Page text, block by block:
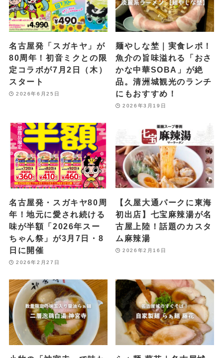
名古屋発「スガキヤ」が
80周年！初音ミクとの限
定コラボが7月2日（木）
スタート
2026年6月25日
麺やしな埜｜実食レポ！
魚介の旨味溢れる「おさ
かな中華SOBA」が絶
品。清洲城観光のランチ
にもおすすめ！
2026年3月19日
名古屋発・スガキヤ80周
年！地元に愛され続ける
味が半額「2026年スー
ちゃん祭」が3月7日・8
日に開催
2026年2月27日
【久屋大通パークに東海
初出店】七宝麻辣湯が名
古屋上陸！話題のカスタ
ム麻辣湯
2026年2月16日